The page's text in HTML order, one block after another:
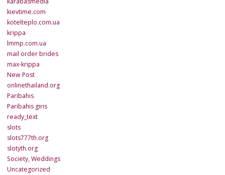
kievtime.com
kotelteplo.com.ua
krippa
lmmp.com.ua
mail order brides
max-krippa
New Post
onlinethailand.org
Paribahis
Paribahis giris
ready_text
slots
slots777th.org
slotyth.org
Society, Weddings
Uncategorized